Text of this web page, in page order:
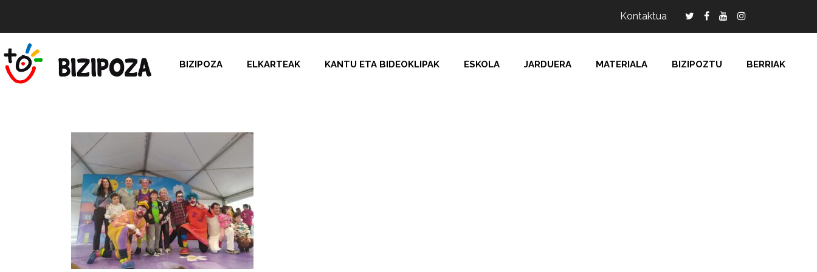
Kontaktua
BIZIPOZA ELKARTEAK KANTU ETA BIDEOKLIPAK ESKOLA JARDUERA MATERIALA BIZIPOZTU BERRIAK